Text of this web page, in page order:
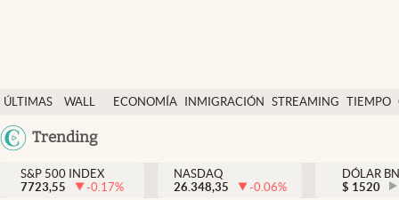
ÚLTIMAS
NOTICIAS
WALL
DÓLAR
ECONOMÍA INMIGRACIÓN STREAMING TIEMPO
México
Trending
Finanzas y economía
Wall Street y dólar
Inmigración
S&P 500 INDEX
7723,55
-0.17%
NASDAQ
26.348,35
-0.06%
DÓLAR
$ 1520